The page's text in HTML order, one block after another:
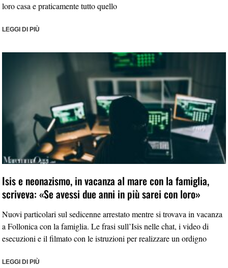
loro casa e praticamente tutto quello
LEGGI DI PIÙ
Isis e neonazismo, in vacanza al mare con la famiglia,
scriveva: «Se avessi due anni in più sarei con loro»
Nuovi particolari sul sedicenne arrestato mentre si trovava in vacanza
a Follonica con la famiglia. Le frasi sull’Isis nelle chat, i video di
esecuzioni e il filmato con le istruzioni per realizzare un ordigno
LEGGI DI PIÙ